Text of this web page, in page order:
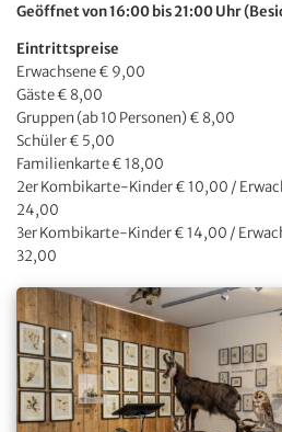
Geöffnet von 16:00 bis 21:00 Uhr
Eintrittspreise
Erwachsene € 9,00
Gäste € 8,00
Gruppen (ab 10 Personen) € 8,00
Schüler € 5,00
Familienkarte € 18,00
2er Kombikarte-Kinder € 10,00 /
24,00
3er Kombikarte-Kinder € 14,00 /
32,00